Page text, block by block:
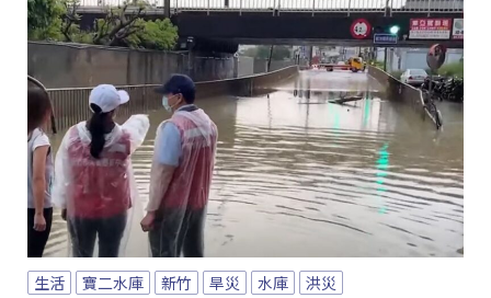
生活 寶二水庫 新竹 旱災 水庫 洪災